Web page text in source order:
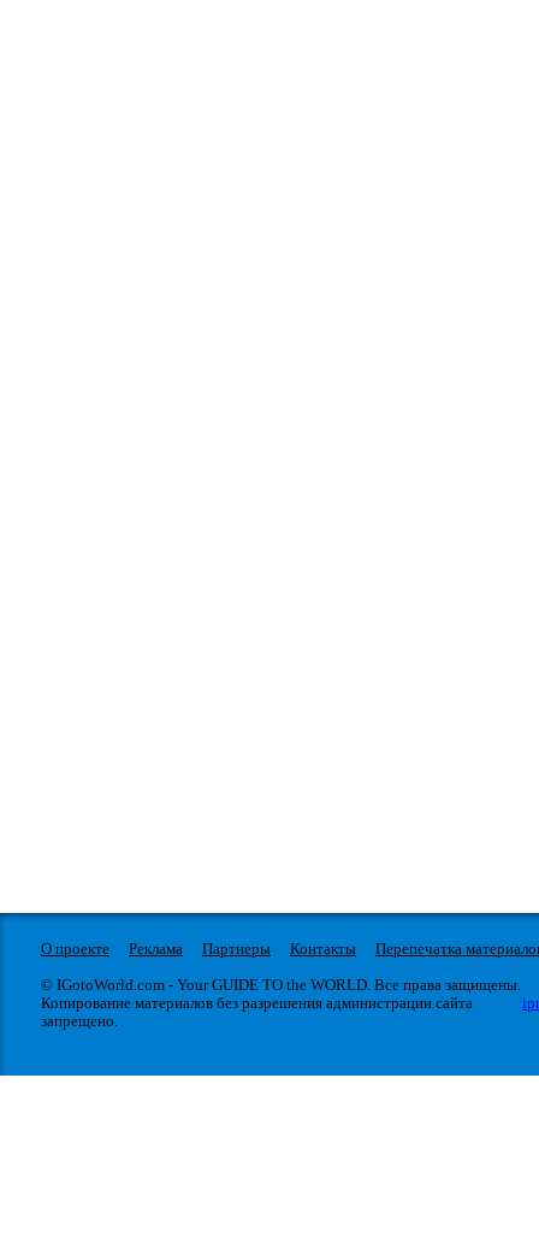
О проекте Реклама Партнеры Контакты
Перепечатка
© IGotoWorld.com - Your GUIDE TO the WORLD. Все права защищены.
Копирование материалов без разрешения администрации сайта
запрещено.